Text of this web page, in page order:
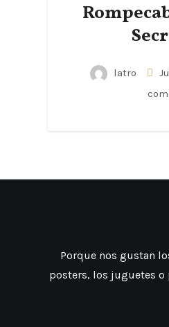
latro
Porque nos gustan
posters, los juguetes o